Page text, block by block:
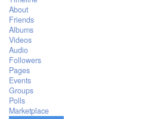
About
Friends
Albums
Videos
Audio
Followers
Pages
Events
Groups
Polls
Marketplace